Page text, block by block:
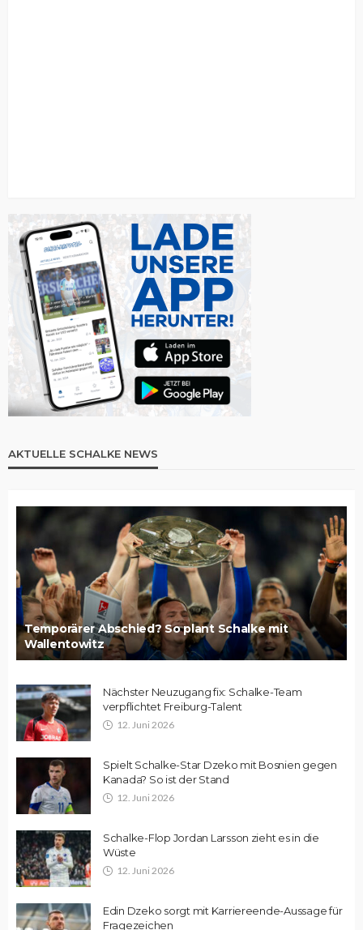
AKTUELLE SCHALKE NEWS
Temporärer Abschied? So plant Schalke mit
Wallentowitz
Nächster Neuzugang fix: Schalke-Team
verpflichtet Freiburg-Talent
12. Juni 2026
Spielt Schalke-Star Dzeko mit Bosnien gegen
Kanada? So ist der Stand
12. Juni 2026
Schalke-Flop Jordan Larsson zieht es in die
Wüste
12. Juni 2026
Edin Dzeko sorgt mit Karriereende-Aussage für
Fragezeichen